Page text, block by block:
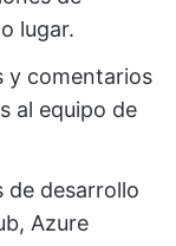
lugar.
y comentarios
al equipo de
de desarrollo
Azure